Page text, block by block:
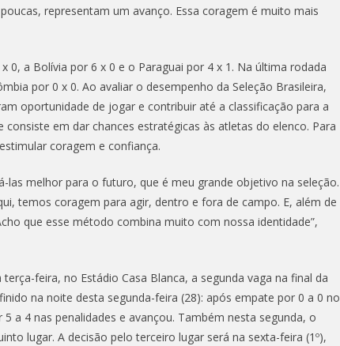
representam um avanço. Essa coragem é muito mais
0, a Bolívia por 6 x 0 e o Paraguai por 4 x 1. Na última rodada
por 0 x 0. Ao avaliar o desempenho da Seleção Brasileira,
oportunidade de jogar e contribuir até a classificação para a
em dar chances estratégicas às atletas do elenco. Para
coragem e confiança.
las melhor para o futuro, que é meu grande objetivo na seleção.
temos coragem para agir, dentro e fora de campo. E, além de
que esse método combina muito com nossa identidade”,
feira, no Estádio Casa Blanca, a segunda vaga na final da
na noite desta segunda-feira (28): após empate por 0 a 0 no
a 4 nas penalidades e avançou. Também nesta segunda, o
lugar. A decisão pelo terceiro lugar será na sexta-feira (1º),